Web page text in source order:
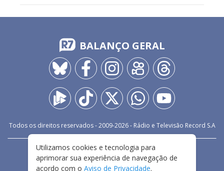
BALANÇO GERAL
Todos os direitos reservados - 2009-2026- Rádio e Televisão Record S.A
FALE CONOSCO
PRIVACIDADE
TERMOS E CONDIÇÕES DE USO
Utilizamos cookies e tecnologia para
aprimorar sua experiência de navegação de
acordo com o Aviso de Privacidade.